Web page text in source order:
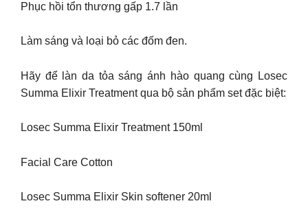
Phục hồi tổn thương gấp 1.7 lần
Làm sáng và loại bỏ các đốm đen.
Hãy để làn da tỏa sáng ánh hào quang cùng Losec
Summa Elixir Treatment qua bộ sản phẩm set đặc biệt:
Losec Summa Elixir Treatment 150ml
Facial Care Cotton
Losec Summa Elixir Skin softener 20ml